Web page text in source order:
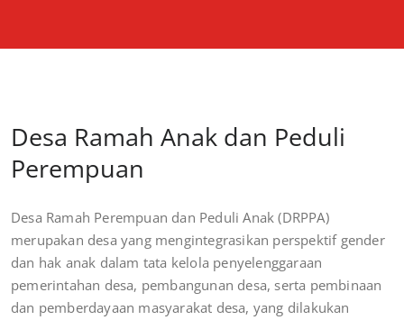
Desa Ramah Anak dan Peduli
Perempuan
Desa Ramah Perempuan dan Peduli Anak (DRPPA)
merupakan desa yang mengintegrasikan perspektif gender
dan hak anak dalam tata kelola penyelenggaraan
pemerintahan desa, pembangunan desa, serta pembinaan
dan pemberdayaan masyarakat desa, yang dilakukan